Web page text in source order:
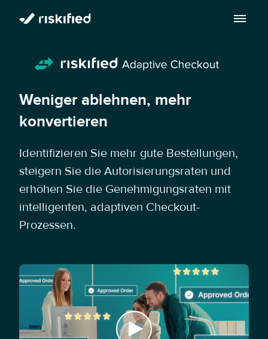
Plattform
Chargeback Guarantee
Dispute Resolve
Policy Protect
Kunden
Ressourcenzentrum
Ressourcenzentrum
Blog
Über uns
Impressum
Veranstaltungen für E-Commerce Sicherheit |
Riskified Webinare & Events
Presse
Sprechen Sie mit uns
Weniger ablehnen, mehr
konvertieren
Identifizieren Sie mehr gute Bestellungen,
steigern Sie die Autorisierungsraten und
erhöhen Sie die Genehmigungsraten mit
intelligenten, adaptiven Checkout-
Prozessen.